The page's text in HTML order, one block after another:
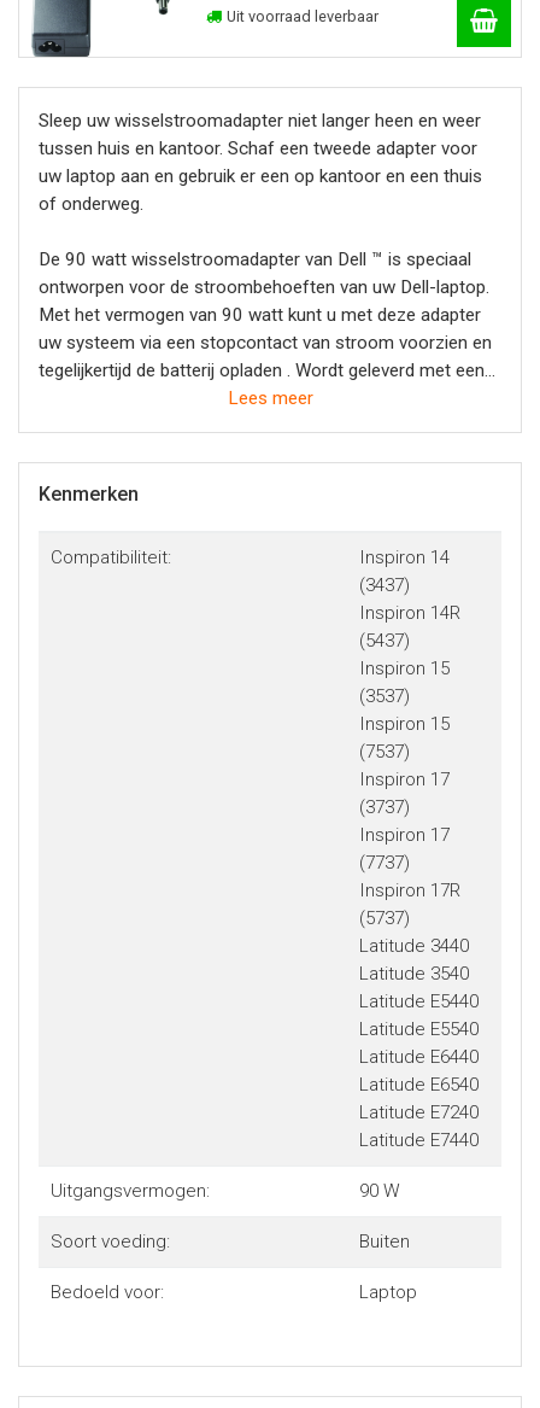
Uit voorraad leverbaar
Sleep uw wisselstroomadapter niet langer heen en weer
tussen huis en kantoor. Schaf een tweede adapter voor
uw laptop aan en gebruik er een op kantoor en een thuis
of onderweg.
De 90 watt wisselstroomadapter van Dell ™ is speciaal
ontworpen voor de stroombehoeften van uw Dell-laptop.
Met het vermogen van 90 watt kunt u met deze adapter
uw systeem via een stopcontact van stroom voorzien en
tegelijkertijd de batterij opladen . Wordt geleverd met een
stroomkabel van 1 meter.
OEM-kwaliteit
Lees meer
Kenmerken
Compatibiliteit:
Inspiron 14
(3437)
Inspiron 14R
(5437)
Inspiron 15
(3537)
Inspiron 15
(7537)
Inspiron 17
(3737)
Inspiron 17
(7737)
Inspiron 17R
(5737)
Latitude 3440
Latitude 3540
Latitude E5440
Latitude E5540
Latitude E6440
Latitude E6540
Latitude E7240
Latitude E7440
Uitgangsvermogen: 90 W
Soort voeding: Buiten
Bedoeld voor: Laptop